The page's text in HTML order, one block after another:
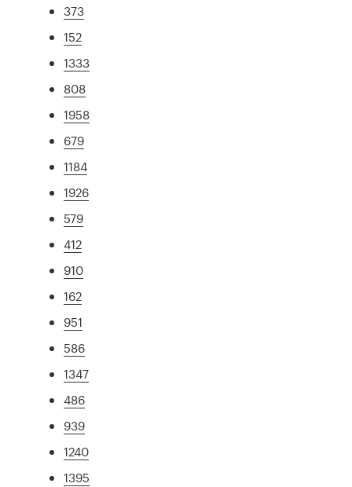
373
152
1333
808
1958
679
1184
1926
579
412
910
162
951
586
1347
486
939
1240
1395